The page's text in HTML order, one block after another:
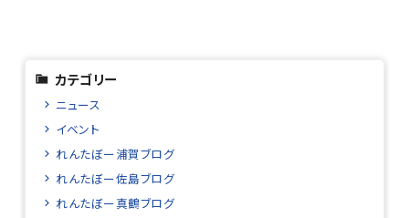
カテゴリー
ニュース
イベント
れんたぼー浦賀ブログ
れんたぼー佐島ブログ
れんたぼー真鶴ブログ